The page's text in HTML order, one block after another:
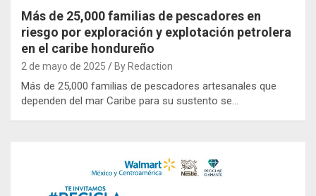
Más de 25,000 familias de pescadores en
riesgo por exploración y explotación petrolera
en el caribe hondureño
2 de mayo de 2025 By Redaction
Más de 25,000 familias de pescadores artesanales que
dependen del mar Caribe para su sustento se…